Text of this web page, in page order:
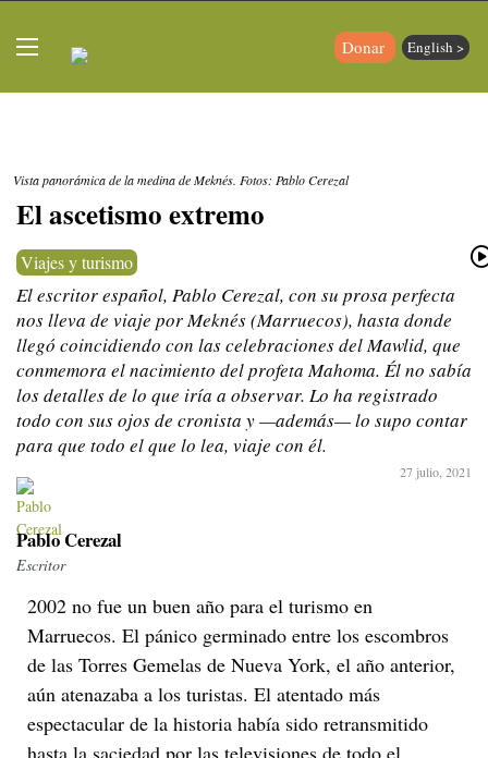
Donar English >
Vista panorámica de la medina de Meknés. Fotos: Pablo Cerezal
El ascetismo extremo
Viajes y turismo
El escritor español, Pablo Cerezal, con su prosa perfecta
nos lleva de viaje por Meknés (Marruecos), hasta donde
llegó coincidiendo con las celebraciones del Mawlid, que
conmemora el nacimiento del profeta Mahoma. Él no sabía
los detalles de lo que iría a observar. Lo ha registrado
todo con sus ojos de cronista y —además— lo supo contar
para que todo el que lo lea, viaje con él.
27 julio, 2021
Pablo Cerezal
Escritor
2002 no fue un buen año para el turismo en
Marruecos. El pánico germinado entre los escombros
de las Torres Gemelas de Nueva York, el año anterior,
aún atenazaba a los turistas. El atentado más
espectacular de la historia había sido retransmitido
hasta la saciedad por las televisiones de todo el